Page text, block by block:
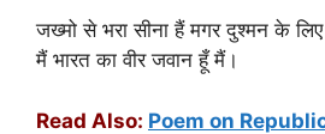
जख्मो से भरा सीना हैं मगर दुश्मन के
मैं भारत का वीर जवान हूँ मैं।
Read Also: Poem on